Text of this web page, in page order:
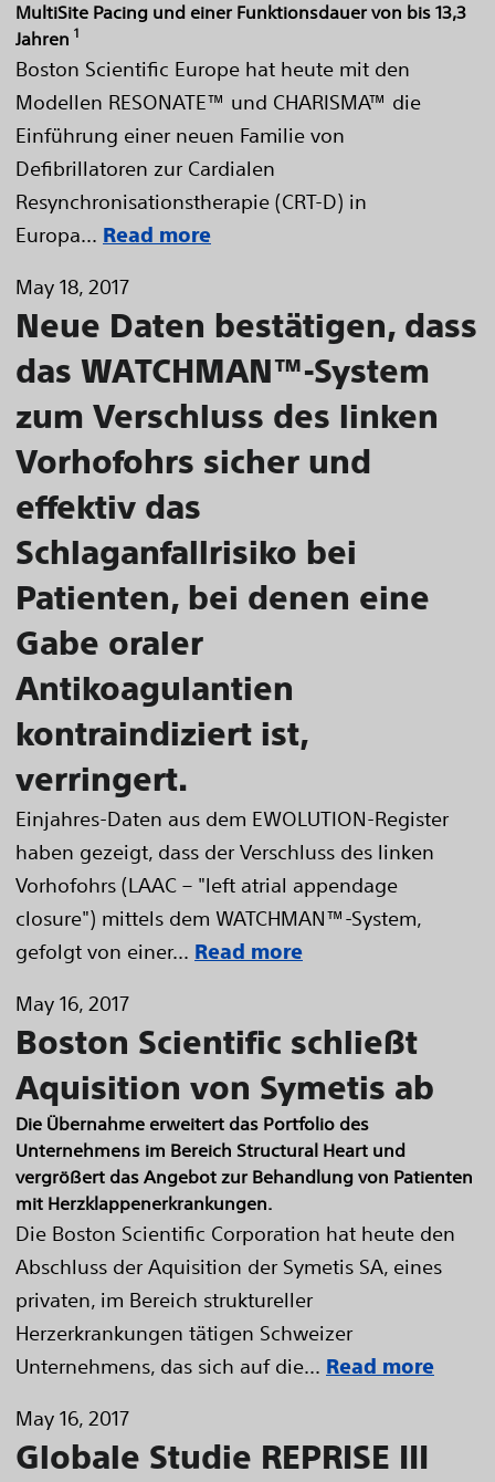
MultiSite Pacing und einer Funktionsdauer von bis 13,3
Jahren 1
Boston Scientific Europe hat heute mit den
Modellen RESONATE™ und CHARISMA™ die
Einführung einer neuen Familie von
Defibrillatoren zur Cardialen
Resynchronisationstherapie (CRT-D) in
Europa... Read more
May 18, 2017
Neue Daten bestätigen, dass
das WATCHMAN™-System
zum Verschluss des linken
Vorhofohrs sicher und
effektiv das
Schlaganfallrisiko bei
Patienten, bei denen eine
Gabe oraler
Antikoagulantien
kontraindiziert ist,
verringert.
Einjahres-Daten aus dem EWOLUTION-Register
haben gezeigt, dass der Verschluss des linken
Vorhofohrs (LAAC – "left atrial appendage
closure") mittels dem WATCHMAN™-System,
gefolgt von einer... Read more
May 16, 2017
Boston Scientific schließt
Aquisition von Symetis ab
Die Übernahme erweitert das Portfolio des
Unternehmens im Bereich Structural Heart und
vergrößert das Angebot zur Behandlung von Patienten
mit Herzklappenerkrankungen.
Die Boston Scientific Corporation hat heute den
Abschluss der Aquisition der Symetis SA, eines
privaten, im Bereich struktureller
Herzerkrankungen tätigen Schweizer
Unternehmens, das sich auf die... Read more
May 16, 2017
Globale Studie REPRISE III